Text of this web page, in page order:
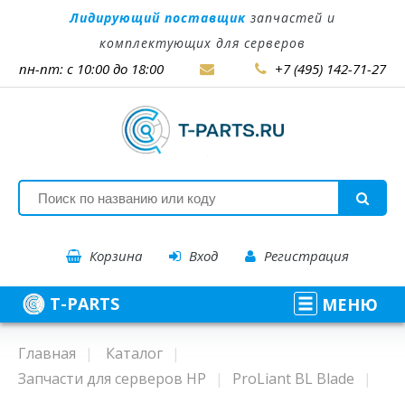
Лидирующий поставщик запчастей и
комплектующих для серверов
пн-пт: с 10:00 до 18:00 +7 (495) 142-71-27
Корзина Вход Регистрация
T-PARTS МЕНЮ
Главная
Каталог
Запчасти для серверов HP
ProLiant BL Blade